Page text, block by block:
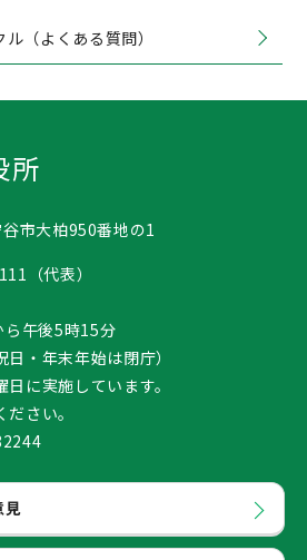
（よくある質問）
所
市大柏950番地の1
（代表）
午後5時15分
日・年末年始は閉庁）
に実施しています。
さい。
見